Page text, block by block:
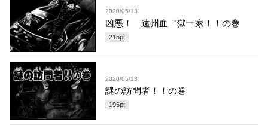
2020/05/13
凶悪！ 遠州血゛獄一家！！の巻
215pt
2020/05/13
謎の訪問者！！の巻
195pt